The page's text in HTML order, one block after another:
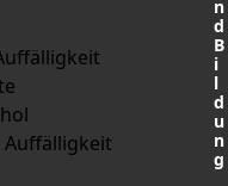
n
d
B
i
l
d
u
n
g